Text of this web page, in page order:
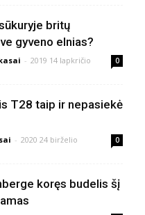
britų
gyveno elnias?
- 2019 14 lapkričio 0
T28 taip ir nepasiekė
- 2020 24 birželio 0
koręs budelis šį